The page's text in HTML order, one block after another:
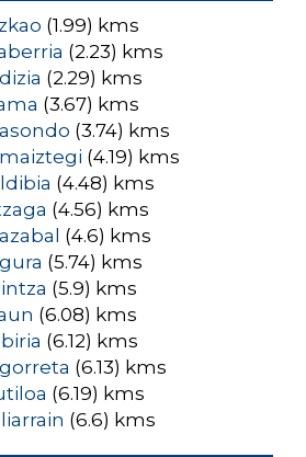
(1.99) kms
(2.23) kms
(2.29) kms
(3.67) kms
(3.74) kms
(4.19) kms
(4.48) kms
(4.56) kms
(4.6) kms
(5.74) kms
(5.9) kms
(6.08) kms
(6.12) kms
(6.13) kms
(6.19) kms
(6.6) kms